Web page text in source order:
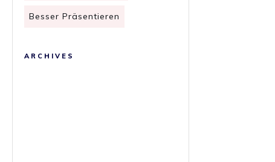
Besser Präsentieren
ARCHIVES